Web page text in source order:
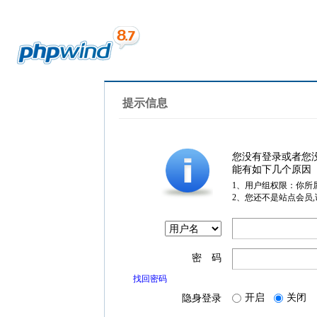
提示信息
您没有登录或者您
能有如下几个原因
1、用户组权限：你所
2、您还不是站点会员
密 码
找回密码
隐身登录 开启 关闭